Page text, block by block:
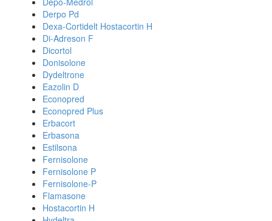
Derpo Pd
Dexa-Cortidelt Hostacortin H
Di-Adreson F
Dicortol
Donisolone
Dydeltrone
Eazolin D
Econopred
Econopred Plus
Erbacort
Erbasona
Estilsona
Fernisolone
Fernisolone P
Fernisolone-P
Flamasone
Hostacortin H